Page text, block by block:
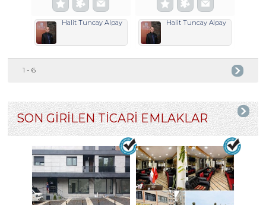
Halit Tuncay Alpay Halit Tuncay Alpay
1 - 6
SON GİRİLEN TİCARİ EMLAKLAR